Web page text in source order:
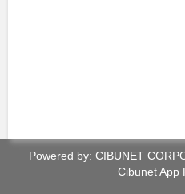
Powered by: CIBUNET
Cibunet App